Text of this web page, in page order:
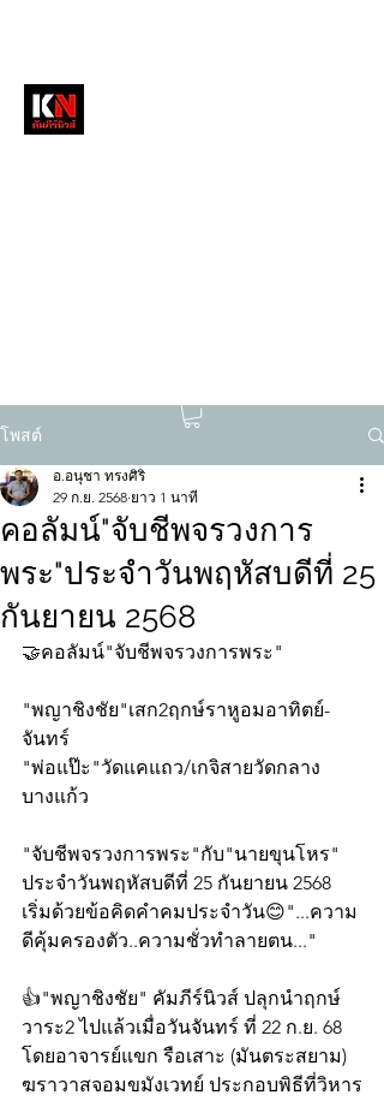
โพสต์
คอลัมน์"จับชีพจรวงการ
พระ"ประจำวันพฤหัสบดีที่ 25
กันยายน 2568
อ.อนุชา ทรงศิริ
29 ก.ย. 2568 ยาว 1 นาที
🤝คอลัมน์"จับชีพจรวงการพระ"
"พญาชิงชัย"เสก2ฤกษ์ราหูอมอาทิตย์-
จันทร์
"พ่อแป๊ะ"วัดแคแถว/เกจิสายวัดกลาง
บางแก้ว
"จับชีพจรวงการพระ"กับ"นายขุนโหร"
ประจำวันพฤหัสบดีที่ 25 กันยายน 2568
เริ่มด้วยข้อคิดคำคมประจำวัน😊"...ความ
ดีคุ้มครองตัว..ความชั่วทำลายตน..."
👍"พญาชิงชัย" คัมภีร์นิวส์ ปลุกนำฤกษ์
วาระ2 ไปแล้วเมื่อวันจันทร์ ที่ 22 ก.ย. 68
โดยอาจารย์แขก รือเสาะ (มันตระสยาม)
ฆราวาสจอมขมังเวทย์ ประกอบพิธีที่วิหาร